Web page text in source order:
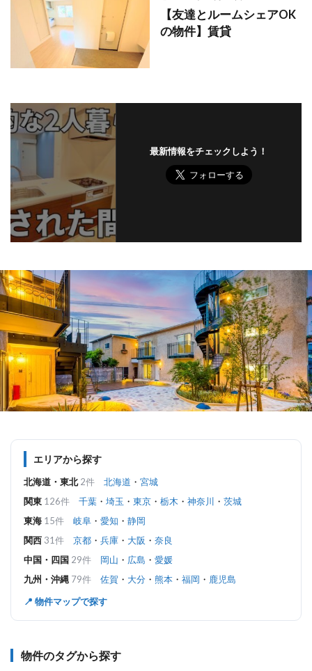
【友達とルームシェアOK
の物件】賃貸
最新情報をチェックしよう！
エリアから探す
北海道・東北 2件 北海道 ・ 宮城
関東 126件 千葉 ・ 埼玉 ・ 東京 ・ 栃木 ・ 神奈川 ・ 茨城
東海 15件 岐阜 ・ 愛知 ・ 静岡
関西 31件 京都 ・ 兵庫 ・ 大阪 ・ 奈良
中国・四国 29件 岡山 ・ 広島 ・ 愛媛
九州・沖縄 79件 佐賀 ・ 大分 ・ 熊本 ・ 福岡 ・ 鹿児島
📍 物件マップで探す
物件のタグから探す